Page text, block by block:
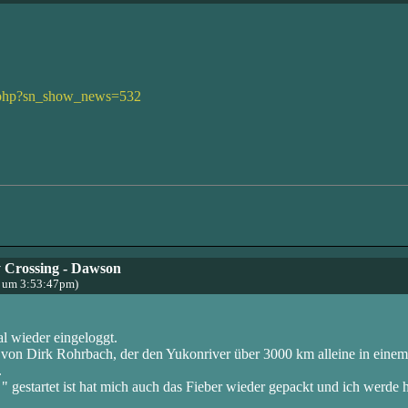
- Dawson
3:53:47pm)
wieder eingeloggt.
Dirk Rohrbach, der den Yukonriver über 3000 km alleine in
gestartet ist hat mich auch das Fieber wieder gepackt und ich werde